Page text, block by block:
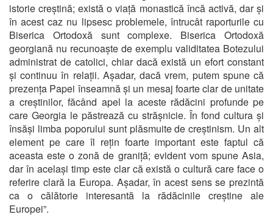
istorie creștină; există o viață monastică încă activă, dar și
în acest caz nu lipsesc problemele, întrucât raporturile cu
Biserica Ortodoxă sunt complexe. Biserica Ortodoxă
georgiană nu recunoaște de exemplu validitatea Botezului
administrat de catolici, chiar dacă există un efort constant
și continuu în relații. Așadar, dacă vrem, putem spune că
prezența Papei înseamnă și un mesaj foarte clar de unitate
a creștinilor, făcând apel la aceste rădăcini profunde pe
care Georgia le păstrează cu strășnicie. În fond cultura și
însăși limba poporului sunt plăsmuite de creștinism. Un alt
element pe care îl rețin foarte important este faptul că
aceasta este o zonă de graniță; evident vom spune Asia,
dar în același timp este clar că există o cultură care face o
referire clară la Europa. Așadar, în acest sens se prezintă
ca o călătorie interesantă la rădăcinile creștine ale
Europei”.